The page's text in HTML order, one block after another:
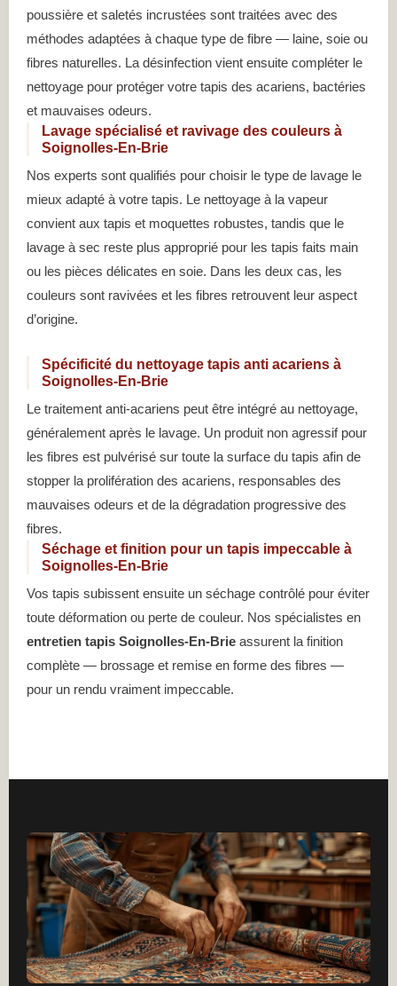
poussière et saletés incrustées sont traitées avec des
méthodes adaptées à chaque type de fibre — laine, soie ou
fibres naturelles. La désinfection vient ensuite compléter le
nettoyage pour protéger votre tapis des acariens, bactéries
et mauvaises odeurs.
Lavage spécialisé et ravivage des couleurs à
Soignolles-En-Brie
Nos experts sont qualifiés pour choisir le type de lavage le
mieux adapté à votre tapis. Le nettoyage à la vapeur
convient aux tapis et moquettes robustes, tandis que le
lavage à sec reste plus approprié pour les tapis faits main
ou les pièces délicates en soie. Dans les deux cas, les
couleurs sont ravivées et les fibres retrouvent leur aspect
d’origine.
Spécificité du nettoyage tapis anti acariens à
Soignolles-En-Brie
Le traitement anti-acariens peut être intégré au nettoyage,
généralement après le lavage. Un produit non agressif pour
les fibres est pulvérisé sur toute la surface du tapis afin de
stopper la prolifération des acariens, responsables des
mauvaises odeurs et de la dégradation progressive des
fibres.
Séchage et finition pour un tapis impeccable à
Soignolles-En-Brie
Vos tapis subissent ensuite un séchage contrôlé pour éviter
toute déformation ou perte de couleur. Nos spécialistes en
entretien tapis Soignolles-En-Brie assurent la finition
complète — brossage et remise en forme des fibres —
pour un rendu vraiment impeccable.